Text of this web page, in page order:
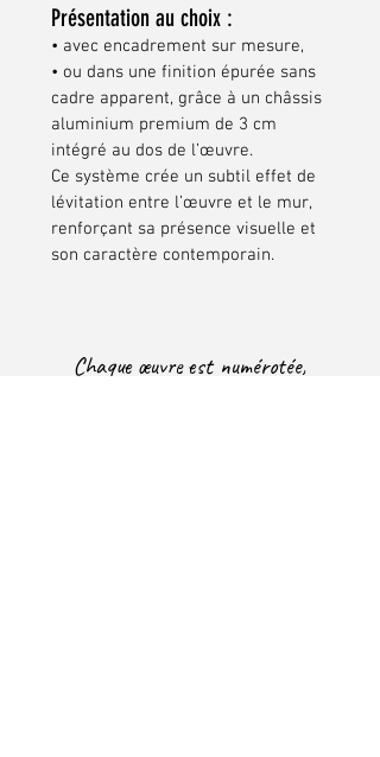
Présentation au choix :
• avec encadrement sur mesure,
• ou dans une finition épurée sans
cadre apparent, grâce à un châssis
aluminium premium de 3 cm
intégré au dos de l’œuvre.
Ce système crée un subtil effet de
lévitation entre l’œuvre et le mur,
renforçant sa présence visuelle et
son caractère contemporain.
Chaque œuvre est numérotée,